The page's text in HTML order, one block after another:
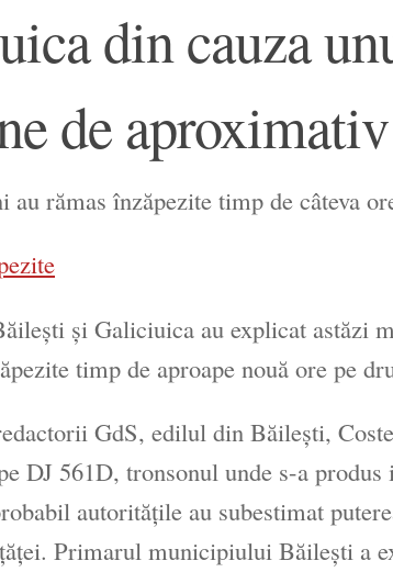
din cauza
de
au rămas înzăpezite timp de câteva
şi Galiciuica au explicat astăzi
timp de aproape nouă ore pe
GdS, edilul din Băileşti,
DJ 561D, tronsonul unde s-a
autorităţile au subestimat
Primarul municipiului Băileşti a